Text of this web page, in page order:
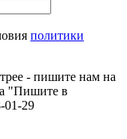
политики
- пишите нам на
"Пишите в
01-29